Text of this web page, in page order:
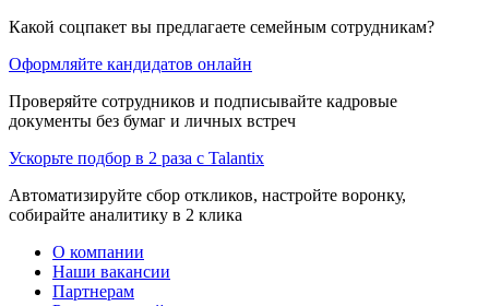
Какой соцпакет вы предлагаете семейным сотрудникам?
Оформляйте кандидатов онлайн
Проверяйте сотрудников и подписывайте кадровые
документы без бумаг и личных встреч
Ускорьте подбор в 2 раза с Talantix
Автоматизируйте сбор откликов, настройте воронку,
собирайте аналитику в 2 клика
О компании
Наши вакансии
Партнерам